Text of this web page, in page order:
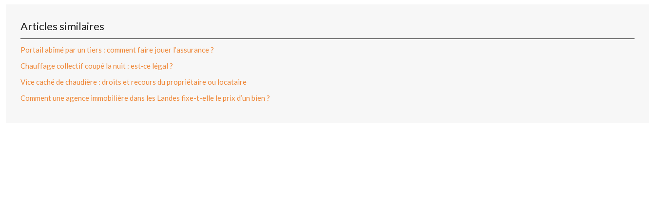
Articles similaires
Portail abîmé par un tiers : comment faire jouer l’assurance ?
Chauffage collectif coupé la nuit : est‑ce légal ?
Vice caché de chaudière : droits et recours du propriétaire ou locataire
Comment une agence immobilière dans les Landes fixe-t-elle le prix d’un bien ?